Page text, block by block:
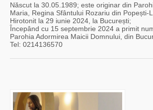
Născut la 30.05.1989; este originar din
Maria, Regina Sfântului Rozariu din Popești-
Hirotonit la 29 iunie 2024, la București;
Începând cu 15 septembrie 2024 a primit
Parohia Adormirea Maicii Domnului, din
Tel: 0214136570